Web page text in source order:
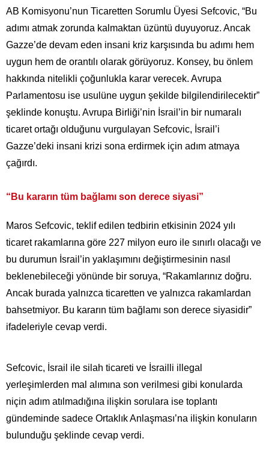
AB Komisyonu’nun Ticaretten Sorumlu Üyesi Sefcovic, “Bu
adımı atmak zorunda kalmaktan üzüntü duyuyoruz. Ancak
Gazze’de devam eden insani kriz karşısında bu adımı hem
uygun hem de orantılı olarak görüyoruz. Konsey, bu önlem
hakkında nitelikli çoğunlukla karar verecek. Avrupa
Parlamentosu ise usulüne uygun şekilde bilgilendirilecektir”
şeklinde konuştu. Avrupa Birliği’nin İsrail’in bir numaralı
ticaret ortağı olduğunu vurgulayan Sefcovic, İsrail’i
Gazze’deki insani krizi sona erdirmek için adım atmaya
çağırdı.
“Bu kararın tüm bağlamı son derece siyasi”
Maros Sefcovic, teklif edilen tedbirin etkisinin 2024 yılı
ticaret rakamlarına göre 227 milyon euro ile sınırlı olacağı ve
bu durumun İsrail’in yaklaşımını değiştirmesinin nasıl
beklenebileceği yönünde bir soruya, “Rakamlarınız doğru.
Ancak burada yalnızca ticaretten ve yalnızca rakamlardan
bahsetmiyor. Bu kararın tüm bağlamı son derece siyasidir”
ifadeleriyle cevap verdi.
Sefcovic, İsrail ile silah ticareti ve İsrailli illegal
yerleşimlerden mal alımına son verilmesi gibi konularda
niçin adım atılmadığına ilişkin sorulara ise toplantı
gündeminde sadece Ortaklık Anlaşması’na ilişkin konuların
bulunduğu şeklinde cevap verdi.